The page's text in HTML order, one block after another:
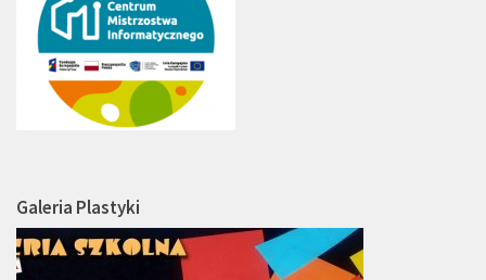
Galeria Plastyki